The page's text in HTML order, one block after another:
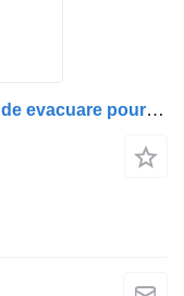
Flexible de climatisation Conductă de evacuare pour camion DAF 1885739